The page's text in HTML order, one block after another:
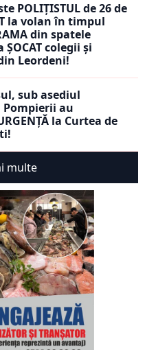
POLIȚISTUL de 26 de
la volan în timpul
din spatele
colegii și
Leordeni!
sub asediul
Pompierii au
la Curtea de
multe